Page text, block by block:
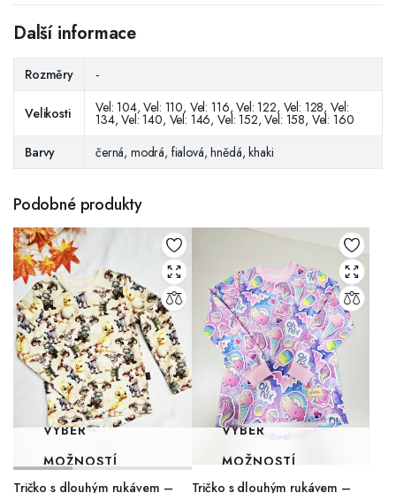
Další informace
Rozměry -
Velikosti Vel: 104, Vel: 110, Vel: 116, Vel: 122, Vel: 128, Vel:
134, Vel: 140, Vel: 146, Vel: 152, Vel: 158, Vel: 160
Barvy
černá, modrá, fialová, hnědá, khaki
Podobné produkty
VÝBĚR
MOŽNOSTÍ
Tričko s dlouhým rukávem –
VÝBĚR
MOŽNOSTÍ
Tričko s dlouhým rukávem –